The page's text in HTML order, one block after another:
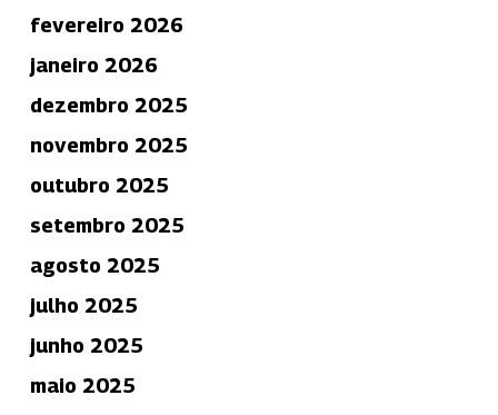
fevereiro 2026
janeiro 2026
dezembro 2025
novembro 2025
outubro 2025
setembro 2025
agosto 2025
julho 2025
junho 2025
maio 2025